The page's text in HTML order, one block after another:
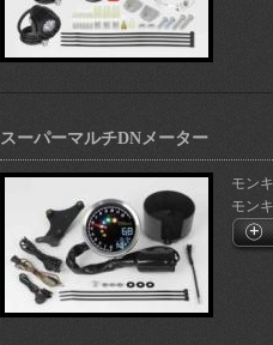
スーパーマルチDNメーター
モン
モン